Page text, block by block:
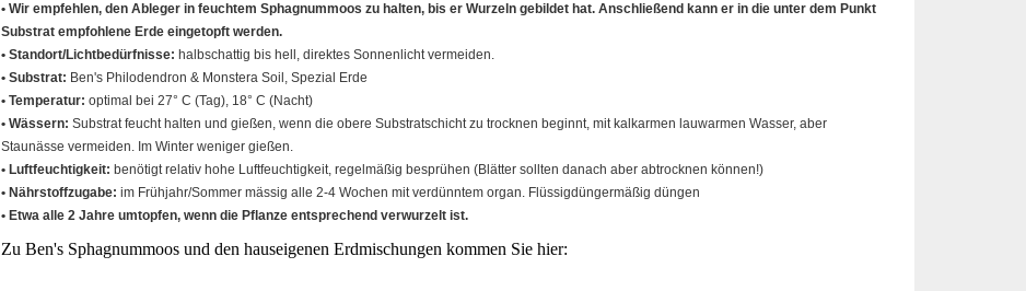
• Wir empfehlen, den Ableger in feuchtem Sphagnummoos zu halten, bis er Wurzeln gebildet hat. Anschließend kann er in die unter dem Punkt
Substrat empfohlene Erde eingetopft werden.
• Standort/Lichtbedürfnisse: halbschattig bis hell, direktes Sonnenlicht vermeiden.
• Substrat: Ben's Philodendron & Monstera Soil, Spezial Erde
• Temperatur: optimal bei 27° C (Tag), 18° C (Nacht)
• Wässern: Substrat feucht halten und gießen, wenn die obere Substratschicht zu trocknen beginnt, mit kalkarmen lauwarmen Wasser, aber
Staunässe vermeiden. Im Winter weniger gießen.
• Luftfeuchtigkeit: benötigt relativ hohe Luftfeuchtigkeit, regelmäßig besprühen (Blätter sollten danach aber abtrocknen können!)
• Nährstoffzugabe: im Frühjahr/Sommer mässig alle 2-4 Wochen mit verdünntem organ. Flüssigdüngermäßig düngen
• Etwa alle 2 Jahre umtopfen, wenn die Pflanze entsprechend verwurzelt ist.
Zu Ben's Sphagnummoos und den hauseigenen Erdmischungen kommen Sie hier: